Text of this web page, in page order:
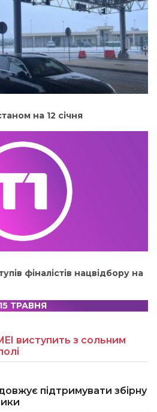
на 12 січня
фіналістів нацвідбору на
15 ТРАВНЯ
виступить з сольним
підтримувати збірну